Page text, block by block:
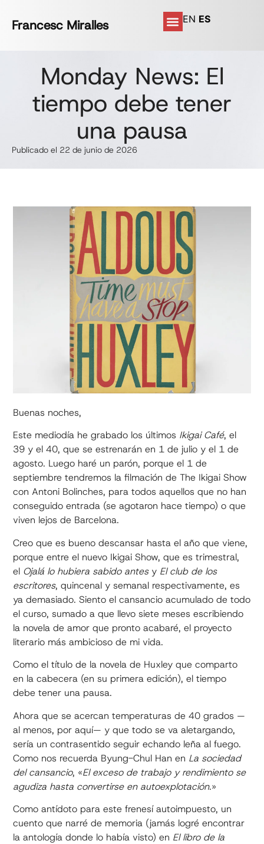
Francesc Miralles EN ES
Monday News: El
tiempo debe tener
una pausa
Publicado el 22 de junio de 2026
Buenas noches,
Este mediodía he grabado los últimos Ikigai Café, el
39 y el 40, que se estrenarán en 1 de julio y el 1 de
agosto. Luego haré un parón, porque el 1 de
septiembre tendremos la filmación de The Ikigai Show
con Antoni Bolinches, para todos aquellos que no han
conseguido entrada (se agotaron hace tiempo) o que
viven lejos de Barcelona.
Creo que es bueno descansar hasta el año que viene,
porque entre el nuevo Ikigai Show, que es trimestral,
el Ojalá lo hubiera sabido antes y El club de los
escritores, quincenal y semanal respectivamente, es
ya demasiado. Siento el cansancio acumulado de todo
el curso, sumado a que llevo siete meses escribiendo
la novela de amor que pronto acabaré, el proyecto
literario más ambicioso de mi vida.
Como el título de la novela de Huxley que comparto
en la cabecera (en su primera edición), el tiempo
debe tener una pausa.
Ahora que se acercan temperaturas de 40 grados —
al menos, por aquí— y que todo se va aletargando,
sería un contrasentido seguir echando leña al fuego.
Como nos recuerda Byung-Chul Han en La sociedad
del cansancio, «El exceso de trabajo y rendimiento se
agudiza hasta convertirse en autoexplotación.»
Como antídoto para este frenesí autoimpuesto, un
cuento que narré de memoria (jamás logré encontrar
la antología donde lo había visto) en El libro de la